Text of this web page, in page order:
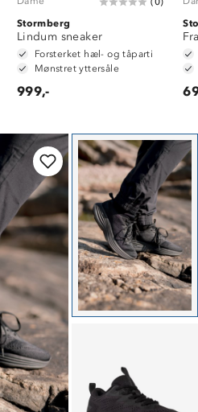
Stormberg
Lindum sneaker
Forsterket hæl- og tåparti
Mønstret yttersåle
999,-